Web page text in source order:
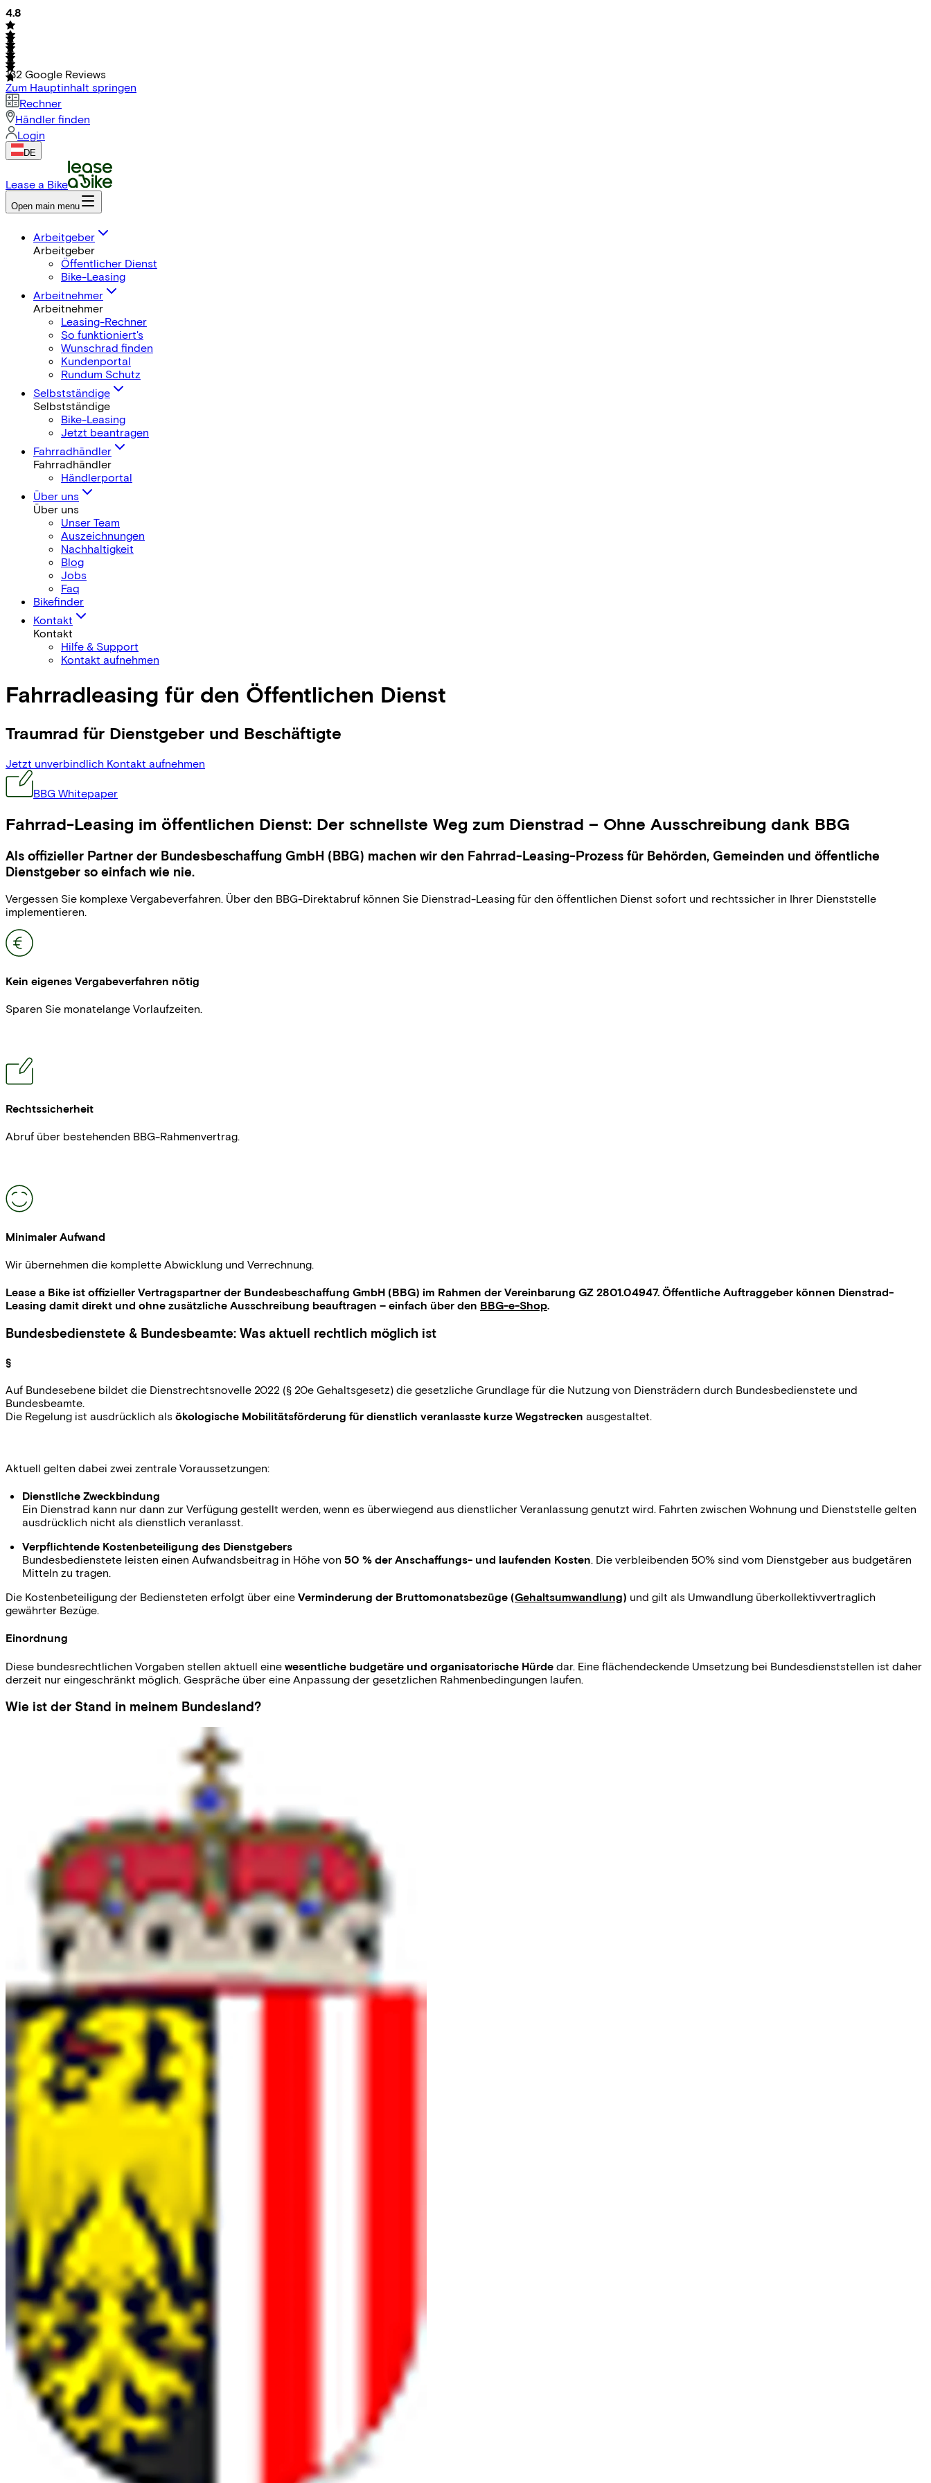
4.8
132 Google Reviews
Zum Hauptinhalt springen
Rechner
Händler finden
Login
DE
Lease a Bike
Open main menu
Arbeitgeber
Arbeitgeber
Öffentlicher Dienst
Bike-Leasing
Arbeitnehmer
Arbeitnehmer
Leasing-Rechner
So funktioniert's
Wunschrad finden
Kundenportal
Rundum Schutz
Selbstständige
Selbstständige
Bike-Leasing
Jetzt beantragen
Fahrradhändler
Fahrradhändler
Händlerportal
Über uns
Über uns
Unser Team
Auszeichnungen
Nachhaltigkeit
Blog
Jobs
Faq
Bikefinder
Kontakt
Kontakt
Hilfe & Support
Kontakt aufnehmen
Fahrradleasing für den Öffentlichen Dienst
Traumrad für Dienstgeber und Beschäftigte
Jetzt unverbindlich Kontakt aufnehmen
BBG Whitepaper
Fahrrad-Leasing im öffentlichen Dienst: Der schnellste Weg zum Dienstrad – Ohne Ausschreibung dank BBG
Als offizieller Partner der Bundesbeschaffung GmbH (BBG) machen wir den Fahrrad-Leasing-Prozess für Behörden, Gemeinden und öffentliche
Dienstgeber so einfach wie nie.
Vergessen Sie komplexe Vergabeverfahren. Über den BBG-Direktabruf können Sie Dienstrad-Leasing für den öffentlichen Dienst sofort und rechtssicher in Ihrer Dienststelle
implementieren.
Kein eigenes Vergabeverfahren nötig
Sparen Sie monatelange Vorlaufzeiten.
Rechtssicherheit
Abruf über bestehenden BBG-Rahmenvertrag.
Minimaler Aufwand
Wir übernehmen die komplette Abwicklung und Verrechnung.
Lease a Bike ist offizieller Vertragspartner der Bundesbeschaffung GmbH (BBG) im Rahmen der Vereinbarung GZ 2801.04947. Öffentliche Auftraggeber können Dienstrad-
Leasing damit direkt und ohne zusätzliche Ausschreibung beauftragen – einfach über den BBG-e-Shop.
Bundesbedienstete & Bundesbeamte: Was aktuell rechtlich möglich ist
§
Auf Bundesebene bildet die Dienstrechtsnovelle 2022 (§ 20e Gehaltsgesetz) die gesetzliche Grundlage für die Nutzung von Diensträdern durch Bundesbedienstete und
Bundesbeamte.
Die Regelung ist ausdrücklich als ökologische Mobilitätsförderung für dienstlich veranlasste kurze Wegstrecken ausgestaltet.
Aktuell gelten dabei zwei zentrale Voraussetzungen:
Dienstliche Zweckbindung
Ein Dienstrad kann nur dann zur Verfügung gestellt werden, wenn es überwiegend aus dienstlicher Veranlassung genutzt wird. Fahrten zwischen Wohnung und Dienststelle gelten
ausdrücklich nicht als dienstlich veranlasst.
Verpflichtende Kostenbeteiligung des Dienstgebers
Bundesbedienstete leisten einen Aufwandsbeitrag in Höhe von 50 % der Anschaffungs- und laufenden Kosten. Die verbleibenden 50% sind vom Dienstgeber aus budgetären
Mitteln zu tragen.
Die Kostenbeteiligung der Bediensteten erfolgt über eine Verminderung der Bruttomonatsbezüge (Gehaltsumwandlung) und gilt als Umwandlung überkollektivvertraglich
gewährter Bezüge.
Einordnung
Diese bundesrechtlichen Vorgaben stellen aktuell eine wesentliche budgetäre und organisatorische Hürde dar. Eine flächendeckende Umsetzung bei Bundesdienststellen ist daher
derzeit nur eingeschränkt möglich. Gespräche über eine Anpassung der gesetzlichen Rahmenbedingungen laufen.
Wie ist der Stand in meinem Bundesland?